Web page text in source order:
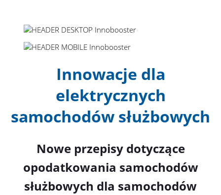
Innowacje dla
elektrycznych
samochodów służbowych
Nowe przepisy dotyczące
opodatkowania samochodów
służbowych dla samochodów